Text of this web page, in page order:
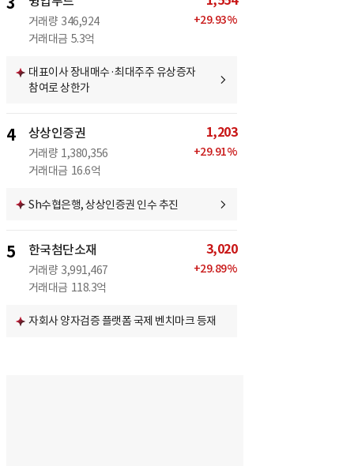
거래량 346,924
거래대금 5.3억
+29.93%
대표이사 장내매수·최대주주 유상증자
참여로 상한가
4 상상인증권
거래량 1,380,356
거래대금 16.6억
1,203
+29.91%
Sh수협은행, 상상인증권 인수 추진
5 한국첨단소재
거래량 3,991,467
거래대금 118.3억
3,020
+29.89%
자회사 양자검증 플랫폼 국제 벤치마크 등재